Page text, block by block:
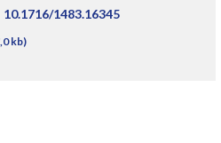
10.1716/1483.16345
kb)